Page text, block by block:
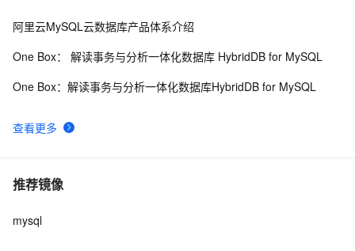
查看更多
阿里云MySQL云数据库产品体系介绍
One Box： 解读事务与分析一体化数据库 HybridDB for MySQL
One Box：解读事务与分析一体化数据库HybridDB for MySQL
推荐镜像
mysql